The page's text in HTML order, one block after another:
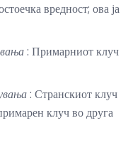
вредност; ова ја
: Примарниот клуч
: Странскиот клуч
клуч во друга